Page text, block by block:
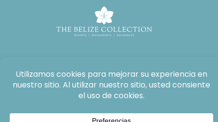
Todos los derechos reservados: The Lodge at Jaguar Reef, 2026®.